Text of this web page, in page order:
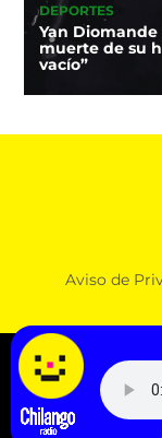
DEPORTES
Yan
muerte de su
vacío”
Aviso de
© 2026 SOPITAS.COM -
MÁS!.